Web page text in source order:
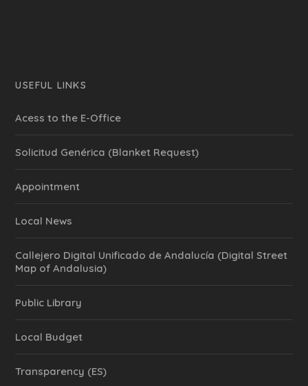
USEFUL LINKS
Acess to the E-Office
Solicitud Genérica (Blanket Request)
Appointment
Local News
Callejero Digital Unificado de Andalucía (Digital Street
Map of Andalusia)
Public Library
Local Budget
Transparency (ES)